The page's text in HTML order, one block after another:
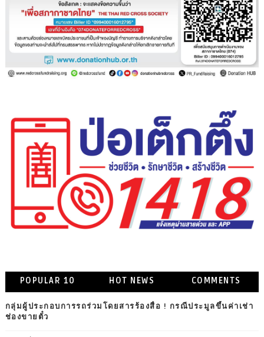
POPULAR 10 HOT NEWS COMMENTS
กลุ่มผู้ประกอบการรถร่วมโดยสารร้องสื่อ ! กรณีประมูลขึ้นค่าเช่า
ช่องขายตั๋ว